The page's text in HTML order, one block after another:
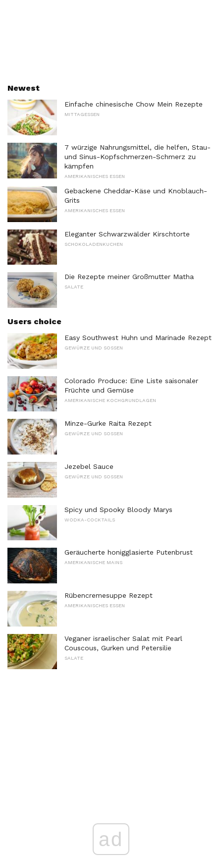
Newest
Einfache chinesische Chow Mein Rezepte
MITTAGESSEN
7 würzige Nahrungsmittel, die helfen, Stau-
und Sinus-Kopfschmerzen-Schmerz zu
kämpfen
AMERIKANISCHES ESSEN
Gebackene Cheddar-Käse und Knoblauch-
Grits
AMERIKANISCHES ESSEN
Eleganter Schwarzwälder Kirschtorte
SCHOKOLADENKUCHEN
Die Rezepte meiner Großmutter Matha
SALATE
Users choice
Easy Southwest Huhn und Marinade Rezept
GEWÜRZE UND SOSSEN
Colorado Produce: Eine Liste saisonaler
Früchte und Gemüse
AMERIKANISCHE KOCHGRUNDLAGEN
Minze-Gurke Raita Rezept
GEWÜRZE UND SOSSEN
Jezebel Sauce
GEWÜRZE UND SOSSEN
Spicy und Spooky Bloody Marys
WODKA-COCKTAILS
Geräucherte honigglasierte Putenbrust
AMERIKANISCHE MAINS
Rübencremesuppe Rezept
AMERIKANISCHES ESSEN
Veganer israelischer Salat mit Pearl
Couscous, Gurken und Petersilie
SALATE
ad